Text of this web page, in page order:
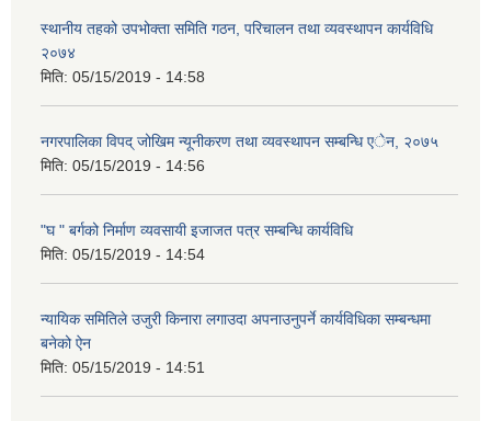
स्थानीय तहको उपभोक्ता समिति गठन, परिचालन तथा व्यवस्थापन कार्यविधि
२०७४
मिति: 05/15/2019 - 14:58
नगरपालिका विपद् जोखिम न्यूनीकरण तथा व्यवस्थापन सम्बन्धि एेन, २०७५
मिति: 05/15/2019 - 14:56
"घ " बर्गको निर्माण व्यवसायी इजाजत पत्र सम्बन्धि कार्यविधि
मिति: 05/15/2019 - 14:54
न्यायिक समितिले उजुरी किनारा लगाउदा अपनाउनुपर्ने कार्यविधिका सम्बन्धमा
बनेको ऐन
मिति: 05/15/2019 - 14:51